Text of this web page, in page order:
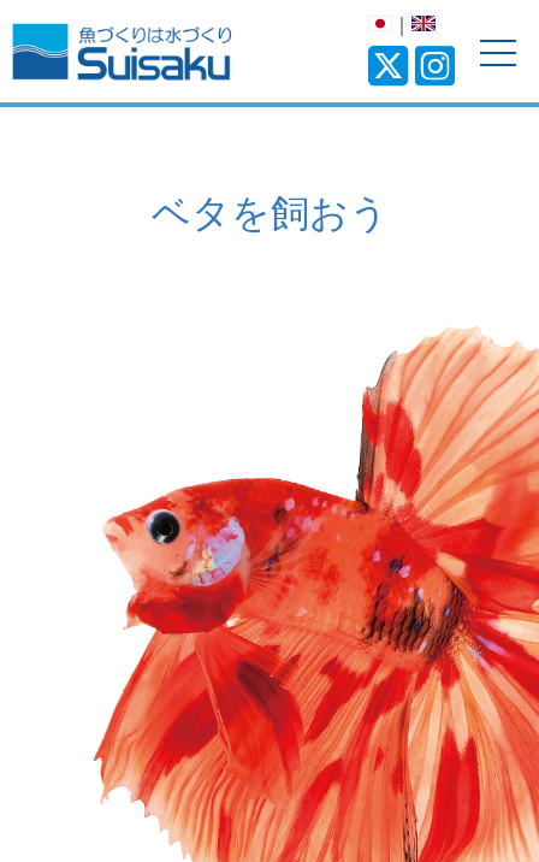
ベタを飼おう